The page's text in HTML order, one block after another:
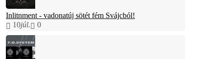
Inlitnment - vadonatúj sötét fém Svájcból!
10júl. 0